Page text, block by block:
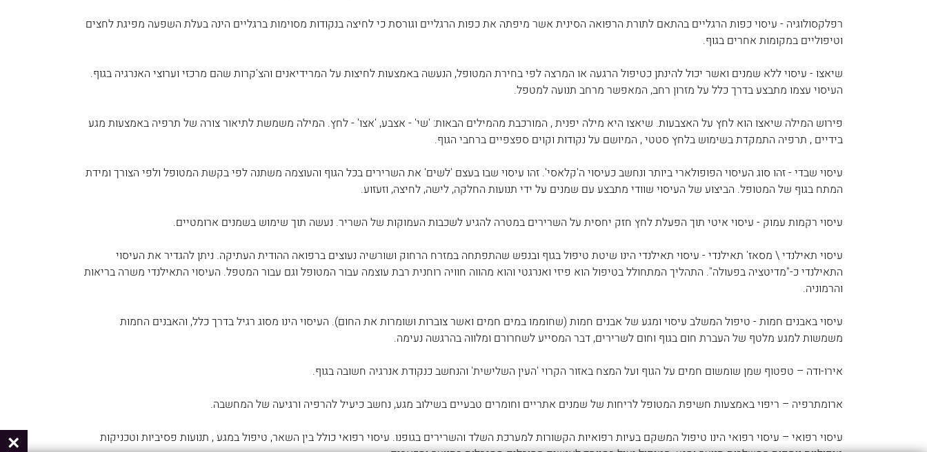
רפלקסולוגיה - עיסוי כפות הרגליים בהתאם לתורת הרפואה הסינית אשר מיפתה את כפות הרגליים וגורסת כי לחיצה בנקודות מסוימות ברגליים הינה בעלת השפעה מפיגת לחצים
וטיפוליים במקומות אחרים בגוף.
שיאצו - עיסוי ללא שמנים ואשר יכול להינתן כטיפול הרגעה או המרצה לפי בחירת המטופל, הנעשה באמצעות לחיצות על המרידיאנים והצ'קרות שהם מרכזי וערוצי האנרגיה בגוף.
העיסוי עצמו מתבצע בדרך כלל על מזרון רחב, המאפשר מרחב תנועה למטפל.
פירוש המילה שיאצו הוא לחץ על האצבעות. שיאצו היא מילה יפנית , המורכבת מהמילים הבאות: 'שי' - אצבע, 'אצו' - לחץ. המילה משמשת לתיאור צורה של תרפיה באמצעות מגע
בידיים , תרפיה התמקדת בשימוש בלחץ סטטי , המיושם על נקודות וקוים ספצפיים ברחבי הגוף.
עיסוי שבדי - זהו סוג העיסוי הפופולארי ביותר ונחשב כעיסוי ה'קלאסי'. זהו עיסוי שבו בעצם 'לשים' את השרירים בכל הגוף והעוצמה משתנה לפי בקשת המטופל ולפי הצורך ומידת
המתח בגוף של המטופל. הביצוע של העיסוי שוודי מתבצע עם שמנים על ידי תנועות החלקה, לישה, לחיצה, וזעזוע.
עיסוי רקמות עמוק - עיסוי איטי תוך הפעלת לחץ חזק יחסית על השרירים במטרה להגיע לשכבות העמוקות של השריר. נעשה תוך שימוש בשמנים ארומטיים.
עיסוי תאילנדי \ מסאז' תאילנדי - עיסוי תאילנדי הינו שיטת טיפול בגוף ובנפש שהתפתחה במזרח הרחוק ושורשיה נעוצים ברפואה ההודית העתיקה. ניתן להגדיר את העיסוי
התאילנדי כ-"מדיטציה בפעולה". התהליך המתחולל בטיפול הוא פיזי ואנרגטי והוא מהווה חוויה רוחנית רבת עוצמה עבור המטופל וגם עבור המטפל. העיסוי התאילנדי משרה בריאות
והרמוניה.
עיסוי באבנים חמות - טיפול המשלב עיסוי ומגע של אבנים חמות (שחוממו במים חמים ואשר צוברות ושומרות את החום). העיסוי הינו מסוג רגיל בדרך כלל, והאבנים החמות
משמשות למגע מלטף של העברת חום בגוף וחום לשרירים, דבר המסייע לשחרורם ומלווה בהרגשה נעימה.
אירו-ודה – טפטוף שמן שומשום חמים על הגוף ועל המצח באזור הקרוי 'העין השלישית' והנחשב כנקודת אנרגיה חשובה בגוף.
ארומתרפיה – ריפוי באמצעות חשיפת המטופל לריחות של שמנים אתריים וחומרים טבעיים בשילוב מגע, נחשב כיעיל להרפיה ורגיעה של המחשבה.
עיסוי רפואי – עיסוי רפואי הינו טיפול המשקם בעיות רפואיות הקשורות למערכת השלד והשרירים בגופנו. עיסוי רפואי כולל בין השאר, טיפול במגע , תנועות פסיביות וטכניקות
×